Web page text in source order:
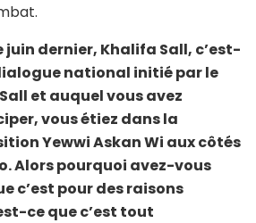
juin dernier, Khalifa Sall, c’est-
national initié par le
et auquel vous avez
vous étiez dans la
Yewwi Askan Wi aux côtés
Alors pourquoi avez-vous
c’est pour des raisons
ce que c’est tout